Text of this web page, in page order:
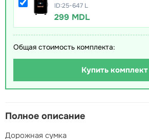
ID:25-647 L
299 MDL
Общая стоимость комплекта:
Купить комплект
Полное описание
Дорожная сумка